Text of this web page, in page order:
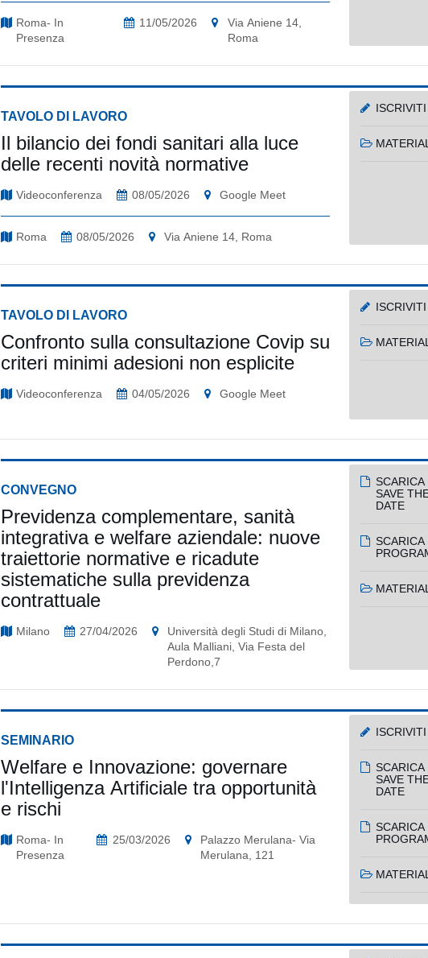
Roma- In
Presenza
11/05/2026
Via Aniene 14,
Roma
TAVOLO DI LAVORO
Il bilancio dei fondi sanitari alla luce
delle recenti novità normative
Videoconferenza 08/05/2026 Google Meet
Roma 08/05/2026 Via Aniene 14, Roma
ISCRIVITI
TAVOLO DI LAVORO
Confronto sulla consultazione Covip su
criteri minimi adesioni non esplicite
Videoconferenza 04/05/2026 Google Meet
ISCRIVITI
CONVEGNO
Previdenza complementare, sanità
integrativa e welfare aziendale: nuove
traiettorie normative e ricadute
sistematiche sulla previdenza
contrattuale
Milano 27/04/2026
Università degli Studi di Milano,
Aula Malliani, Via Festa del
Perdono,7
SCARICA
SAVE
DATE
SCARICA
SEMINARIO
Welfare e Innovazione: governare
l'Intelligenza Artificiale tra opportunità
e rischi
Roma- In
Presenza
25/03/2026
Palazzo Merulana- Via
Merulana, 121
ISCRIVITI
SCARICA
SAVE
DATE
SCARICA